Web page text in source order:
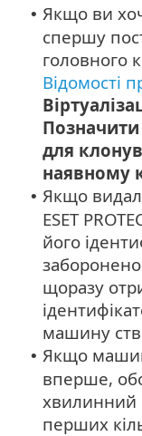
• Якщо ви
спершу
головного
Відомості
для
наявному
• Якщо
ESET
його
щоразу
машину
• Якщо
вперше,
хвилинний
перших